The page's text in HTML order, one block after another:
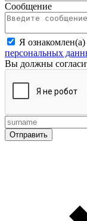
Сообщение
Я
персональных
Вы должны